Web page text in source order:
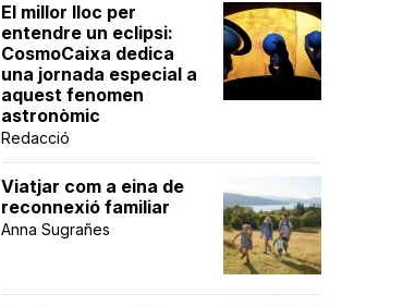
El millor lloc per
entendre un eclipsi:
CosmoCaixa dedica
una jornada especial a
aquest fenomen
astronòmic
Redacció
Viatjar com a eina de
reconnexió familiar
Anna Sugrañes